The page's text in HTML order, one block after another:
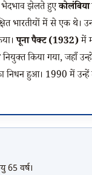
भेदभाव झेलते हुएकोलंबिया
भारतीयों में से एक थे।
पूना पैक्ट (1932)में
नियुक्त किया गया, जहाँ
निधन हुआ। 1990 में उन्हें
वर्ष।